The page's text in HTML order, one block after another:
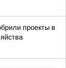
проекты в